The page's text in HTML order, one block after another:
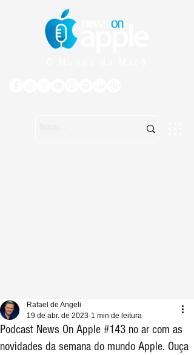
Podcast News On Apple #143 no ar com as
novidades da semana do mundo Apple. Ouça
Rafael de Angeli
19 de abr. de 2023 1 min de leitura